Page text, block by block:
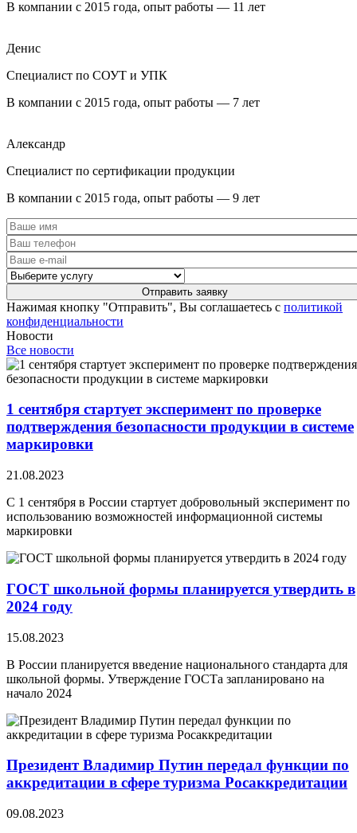
В компании с 2015 года, опыт работы — 11 лет
Денис
Специалист по СОУТ и УПК
В компании с 2015 года, опыт работы — 7 лет
Александр
Специалист по сертификации продукции
В компании с 2015 года, опыт работы — 9 лет
Нажимая кнопку "Отправить", Вы соглашаетесь с политикой
конфиденциальности
Новости
Все новости
1 сентября стартует эксперимент по проверке
подтверждения безопасности продукции в системе
маркировки
21.08.2023
С 1 сентября в России стартует добровольный эксперимент по
использованию возможностей информационной системы
маркировки
ГОСТ школьной формы планируется утвердить в
2024 году
15.08.2023
В России планируется введение национального стандарта для
школьной формы. Утверждение ГОСТа запланировано на
начало 2024
Президент Владимир Путин передал функции по
аккредитации в сфере туризма Росаккредитации
09.08.2023